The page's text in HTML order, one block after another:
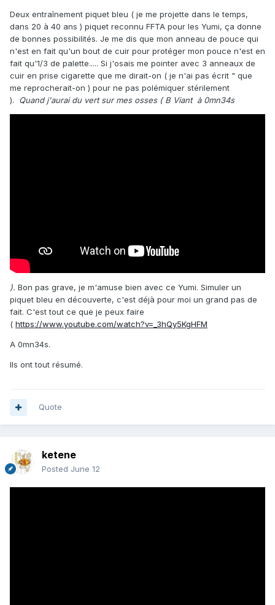
Deux entraînement piquet bleu ( je me projette dans le temps,
dans 20 à 40 ans ) piquet reconnu FFTA pour les Yumi, ça donne
de bonnes possibilités. Je me dis que mon anneau de pouce qui
n'est en fait qu'un bout de cuir pour protéger mon pouce n'est en
fait qu'1/3 de palette..... Si j'osais me pointer avec 3 anneaux de
cuir en prise cigarette que me dirait-on ( je n'ai pas écrit " que
me reprocherait-on ) pour ne pas polémiquer stérilement
). Quand j'aurai du vert sur mes osses ( B Viant à 0mn34s
). Bon pas grave, je m'amuse bien avec ce Yumi. Simuler un
piquet bleu en découverte, c'est déjà pour moi un grand pas de
fait. C'est tout ce que je peux faire
( https://www.youtube.com/watch?v=_3hQy5KgHFM
A 0mn34s.
Ils ont tout résumé.
Quote
ketene
Posted June 12